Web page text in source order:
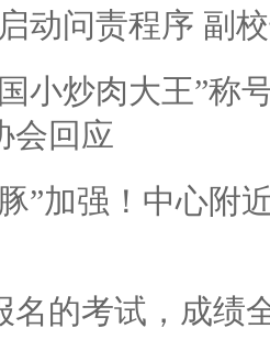
动问责程序 副
小炒肉大王”称
会回应
”加强！中心附
名的考试，成绩